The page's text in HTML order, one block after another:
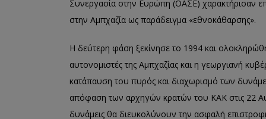
Συνεργασία στην Ευρώπη (ΟΑΣΕ) χαρακτήρισαν
στην Αμπχαζία ως παράδειγμα «εθνοκάθαρσης».
Η δεύτερη φάση ξεκίνησε το 1994 και
αυτονομιστές της Αμπχαζίας και η γεωργιανή
κατάπαυση του πυρός και διαχωρισμό των
απόφαση των αρχηγών κρατών του ΚΑΚ στις 22
δυνάμεις θα διευκολύνουν την ασφαλή